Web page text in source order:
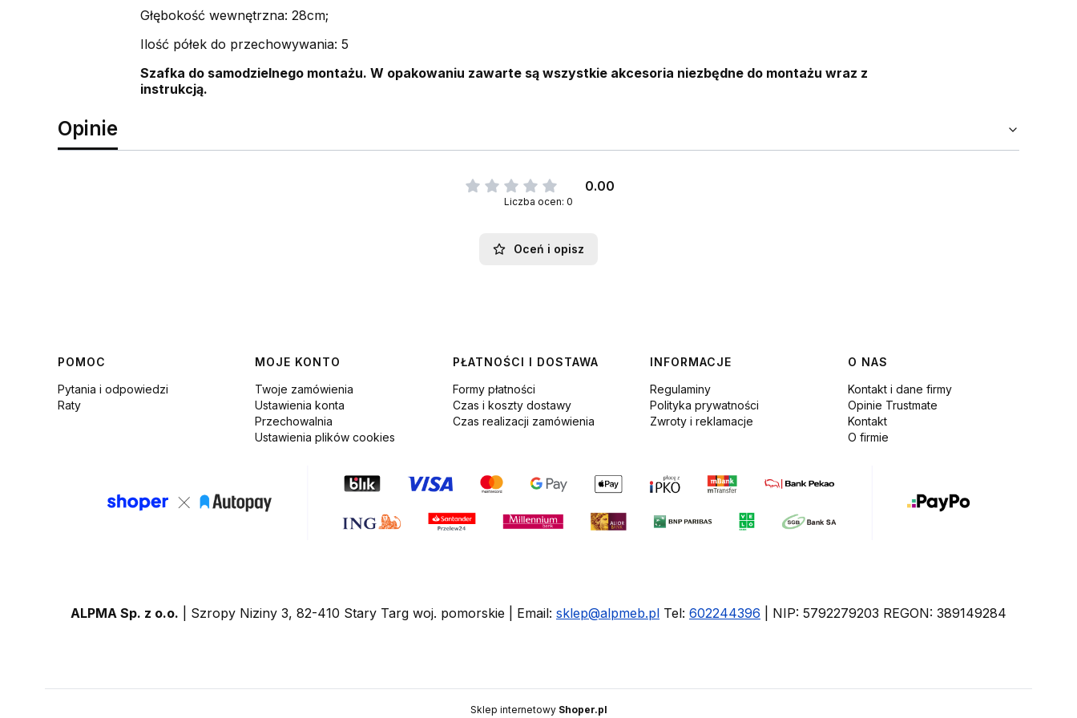
Głębokość wewnętrzna: 28cm;
Ilość półek do przechowywania: 5
Szafka do samodzielnego montażu. W opakowaniu zawarte są wszystkie akcesoria niezbędne do montażu wraz z
instrukcją.
Opinie
0.00
Liczba ocen: 0
Oceń i opisz
Linki w stopce
POMOC
Pytania i odpowiedzi
Raty
MOJE KONTO
Twoje zamówienia
Ustawienia konta
Przechowalnia
Ustawienia plików cookies
PŁATNOŚCI I DOSTAWA
Formy płatności
Czas i koszty dostawy
Czas realizacji zamówienia
INFORMACJE
Regulaminy
Polityka prywatności
Zwroty i reklamacje
O NAS
Kontakt i dane firmy
Opinie Trustmate
Kontakt
O firmie
ALPMA Sp. z o.o. | Szropy Niziny 3, 82-410 Stary Targ woj. pomorskie | Email: sklep@alpmeb.pl Tel: 602244396 | NIP: 5792279203 REGON: 389149284
Sklep internetowy Shoper.pl